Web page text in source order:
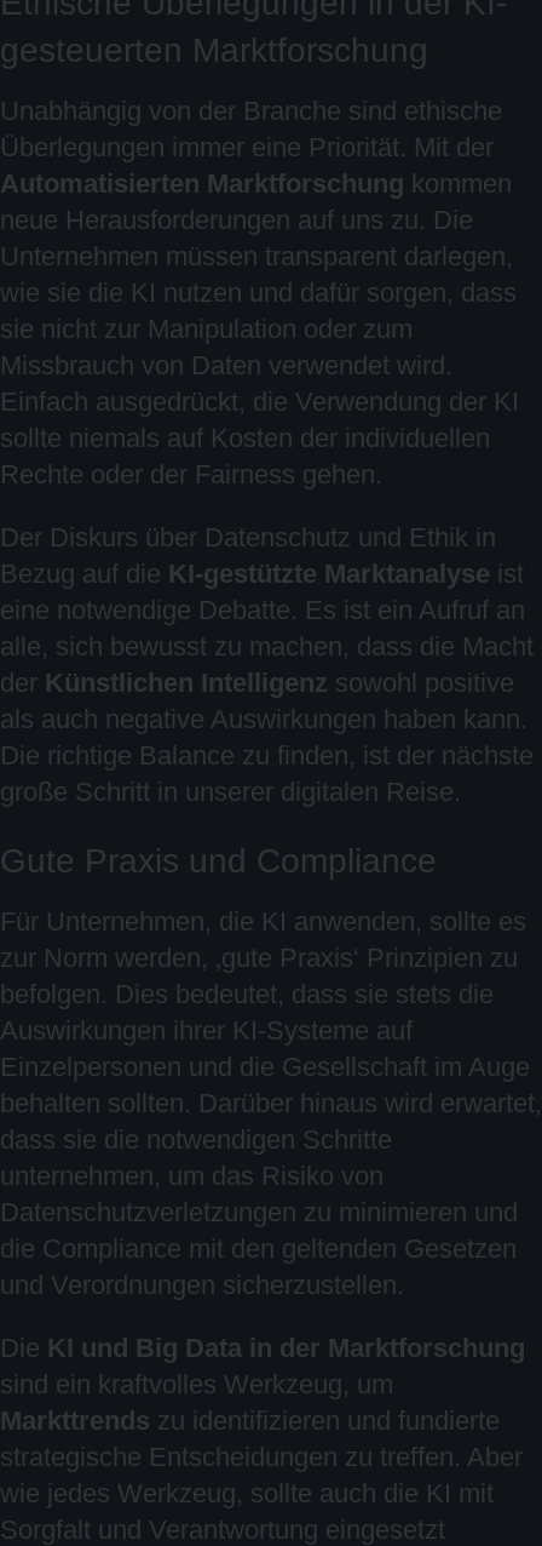
gesteuerten Marktforschung
Unabhängig von der Branche sind ethische
Überlegungen immer eine Priorität. Mit der
Automatisierten Marktforschung kommen
neue Herausforderungen auf uns zu. Die
Unternehmen müssen transparent darlegen,
wie sie die KI nutzen und dafür sorgen, dass
sie nicht zur Manipulation oder zum
Missbrauch von Daten verwendet wird.
Einfach ausgedrückt, die Verwendung der KI
sollte niemals auf Kosten der individuellen
Rechte oder der Fairness gehen.
Der Diskurs über Datenschutz und Ethik in
Bezug auf die KI-gestützte Marktanalyse ist
eine notwendige Debatte. Es ist ein Aufruf an
alle, sich bewusst zu machen, dass die Macht
der Künstlichen Intelligenz sowohl positive
als auch negative Auswirkungen haben kann.
Die richtige Balance zu finden, ist der nächste
große Schritt in unserer digitalen Reise.
Gute Praxis und Compliance
Für Unternehmen, die KI anwenden, sollte es
zur Norm werden, ‚gute Praxis‘ Prinzipien zu
befolgen. Dies bedeutet, dass sie stets die
Auswirkungen ihrer KI-Systeme auf
Einzelpersonen und die Gesellschaft im Auge
behalten sollten. Darüber hinaus wird erwartet,
dass sie die notwendigen Schritte
unternehmen, um das Risiko von
Datenschutzverletzungen zu minimieren und
die Compliance mit den geltenden Gesetzen
und Verordnungen sicherzustellen.
Die KI und Big Data in der Marktforschung
sind ein kraftvolles Werkzeug, um
Markttrends zu identifizieren und fundierte
strategische Entscheidungen zu treffen. Aber
wie jedes Werkzeug, sollte auch die KI mit
Sorgfalt und Verantwortung eingesetzt